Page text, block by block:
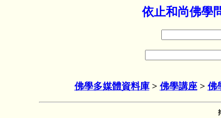
依止和尚佛學
佛學多媒體資料庫> 佛學講座> 佛